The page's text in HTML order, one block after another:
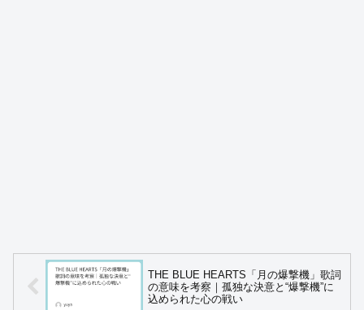
THE BLUE HEARTS「月の爆撃機」歌詞
の意味を考察｜孤独な決意と“爆撃機”に
込められた心の戦い